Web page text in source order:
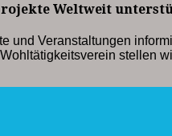
Weltweit
und Veranstaltungen
stellen